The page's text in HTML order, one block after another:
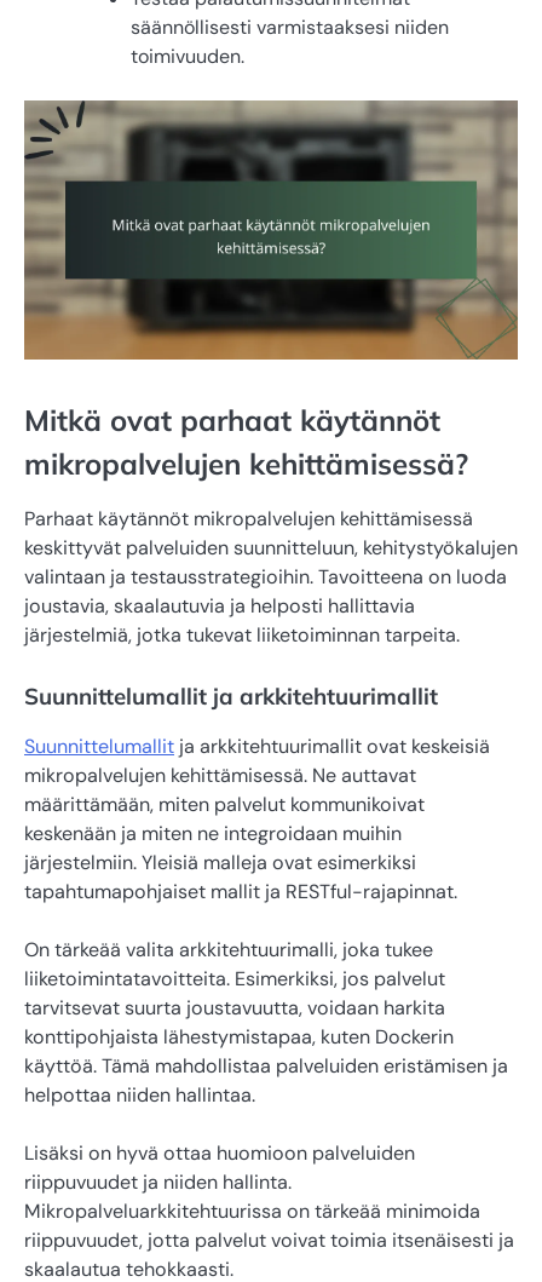
säännöllisesti varmistaaksesi niiden
toimivuuden.
Mitkä ovat parhaat käytännöt
mikropalvelujen kehittämisessä?
Parhaat käytännöt mikropalvelujen kehittämisessä
keskittyvät palveluiden suunnitteluun, kehitystyökalujen
valintaan ja testausstrategioihin. Tavoitteena on luoda
joustavia, skaalautuvia ja helposti hallittavia
järjestelmiä, jotka tukevat liiketoiminnan tarpeita.
Suunnittelumallit ja arkkitehtuurimallit
Suunnittelumallit ja arkkitehtuurimallit ovat keskeisiä
mikropalvelujen kehittämisessä. Ne auttavat
määrittämään, miten palvelut kommunikoivat
keskenään ja miten ne integroidaan muihin
järjestelmiin. Yleisiä malleja ovat esimerkiksi
tapahtumapohjaiset mallit ja RESTful-rajapinnat.
On tärkeää valita arkkitehtuurimalli, joka tukee
liiketoimintatavoitteita. Esimerkiksi, jos palvelut
tarvitsevat suurta joustavuutta, voidaan harkita
konttipohjaista lähestymistapaa, kuten Dockerin
käyttöä. Tämä mahdollistaa palveluiden eristämisen ja
helpottaa niiden hallintaa.
Lisäksi on hyvä ottaa huomioon palveluiden
riippuvuudet ja niiden hallinta.
Mikropalveluarkkitehtuurissa on tärkeää minimoida
riippuvuudet, jotta palvelut voivat toimia itsenäisesti ja
skaalautua tehokkaasti.